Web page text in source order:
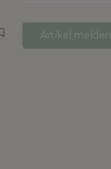
Artikel melden